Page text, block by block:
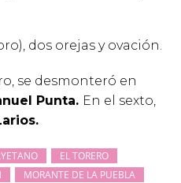
dos orejas y ovación.
se desmonteró en
Punta. En el sexto,
EL TORERO
MORANTE DE LA PUEBLA